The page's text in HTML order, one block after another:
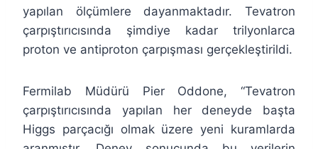
yapılan ölçümlere dayanmaktadır. Tevatron
çarpıştırıcısında şimdiye kadar trilyonlarca
proton ve antiproton çarpışması gerçekleştirildi.
Fermilab Müdürü Pier Oddone, “Tevatron
çarpıştırıcısında yapılan her deneyde başta
Higgs parçacığı olmak üzere yeni kuramlarda